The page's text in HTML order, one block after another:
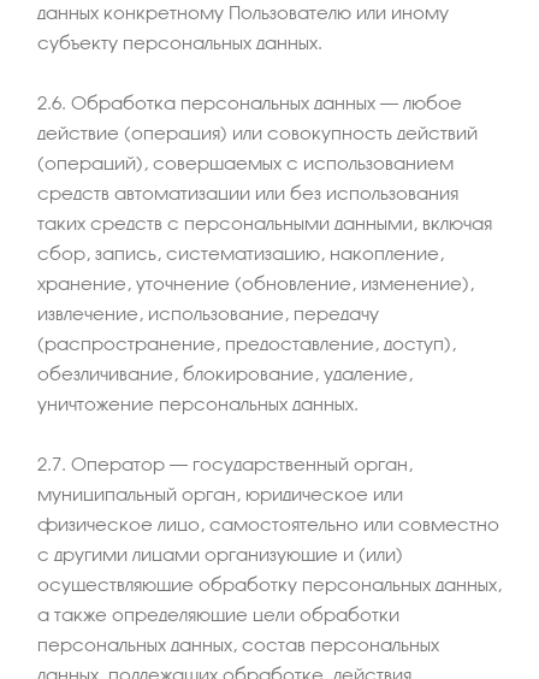
данных конкретному Пользователю или иному
субъекту персональных данных.
2.6. Обработка персональных данных – любое
действие (операция) или совокупность действий
(операций), совершаемых с использованием
средств автоматизации или без использования
таких средств с персональными данными, включая
сбор, запись, систематизацию, накопление,
хранение, уточнение (обновление, изменение),
извлечение, использование, передачу
(распространение, предоставление, доступ),
обезличивание, блокирование, удаление,
уничтожение персональных данных.
2.7. Оператор – государственный орган,
муниципальный орган, юридическое или
физическое лицо, самостоятельно или совместно
с другими лицами организующие и (или)
осуществляющие обработку персональных данных,
а также определяющие цели обработки
персональных данных, состав персональных
данных, подлежащих обработке, действия